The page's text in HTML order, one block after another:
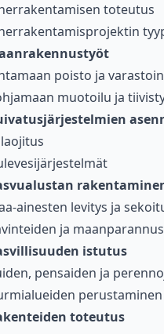
toteutus
poisto ja
muotoilu ja
ainesten levitys ja
ja
istutus
pensaiden ja
perustaminen
toteutus